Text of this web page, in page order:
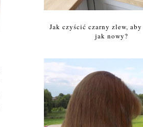
Jak czyścić czarny zlew, aby
jak nowy?